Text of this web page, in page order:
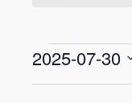
2025-07-30
Välj